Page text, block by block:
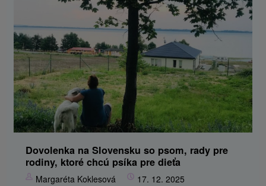
Dovolenka na Slovensku so psom, rady pre
rodiny, ktoré chcú psíka pre dieťa
Margaréta Koklesová 17. 12. 2025